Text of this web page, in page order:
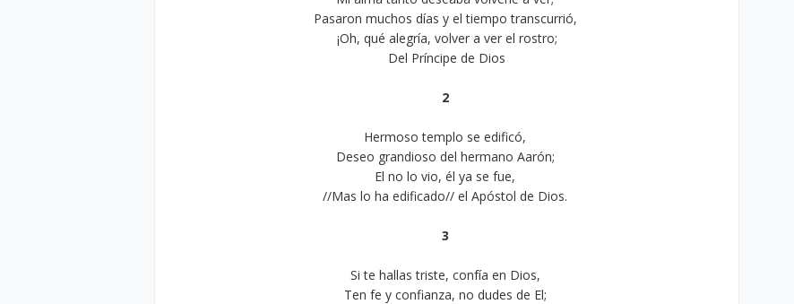
Pasaron muchos días y el tiempo transcurrió,
¡Oh, qué alegría, volver a ver el rostro;
Del Príncipe de Dios
2
Hermoso templo se edificó,
Deseo grandioso del hermano Aarón;
El no lo vio, él ya se fue,
//Mas lo ha edificado// el Apóstol de Dios.
3
Si te hallas triste, confía en Dios,
Ten fe y confianza, no dudes de El;